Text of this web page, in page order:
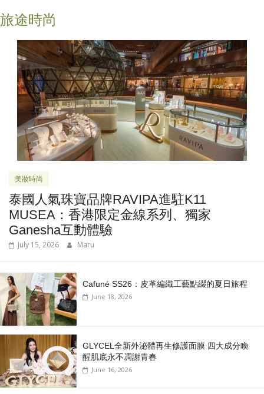
旅途時尚
美妝時尚
泰國人氣珠寶品牌RAVIPA進駐K11
MUSEA：香港限定金線系列、獨家
Ganesha互動體驗
July 15, 2026 Maru
Cafuné SS26：皮革編織工藝點綴的夏日旅程
June 18, 2026
GLYCEL全新外泌體再生修護面膜 四大成分喚
醒肌底永不凋謝青春
June 16, 2026